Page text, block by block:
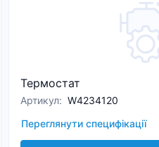
Термостат
Артикул: W4234120
Переглянути специфікації